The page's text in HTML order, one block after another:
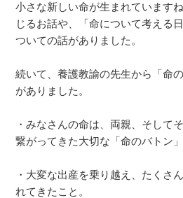
小さな新しい命が生まれています
じるお話や、「命について考える
ついての話がありました。
続いて、養護教諭の先生から「命
がありました。
・みなさんの命は、両親、そして
繋がってきた大切な「命のバトン」
・大変な出産を乗り越え、たくさ
れてきたこと。